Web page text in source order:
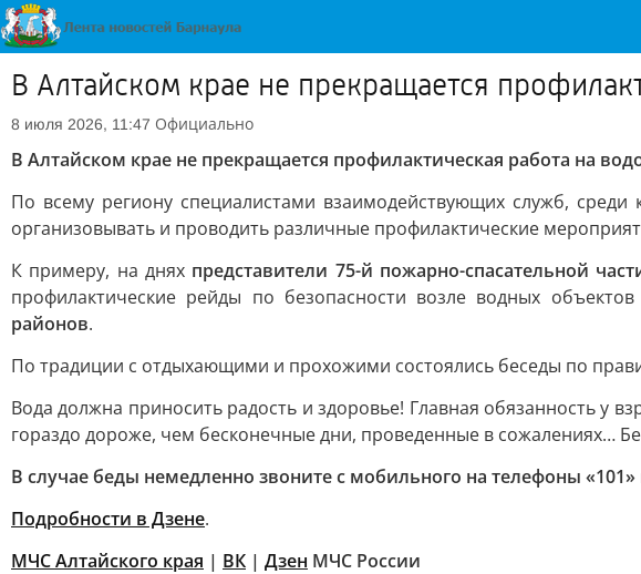
В Алтайском крае не прекращается
8 июля 2026, 11:47 Официально
В Алтайском крае не прекращается профилактическая работа на
По всему региону специалистами взаимодействующих служб,
организовывать и проводить различные профилактические
К примеру, на днях представители 75-й пожарно-спасательной
профилактические рейды по безопасности возле водных объектов
районов.
По традиции с отдыхающими и прохожими состоялись беседы по
Вода должна приносить радость и здоровье! Главная обязанность у
гораздо дороже, чем бесконечные дни, проведенные в сожалениях…
В случае беды немедленно звоните с мобильного на телефоны «101»
Подробности в Дзене.
МЧС Алтайского края | ВК | Дзен МЧС России